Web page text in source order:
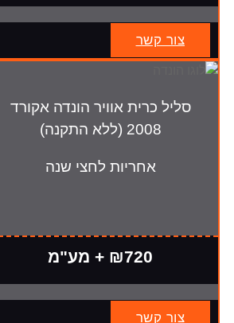
צור קשר
סליל כרית אוויר הונדה אקורד
2008 (ללא התקנה)
אחריות לחצי שנה
₪720 + מע"מ
צור קשר